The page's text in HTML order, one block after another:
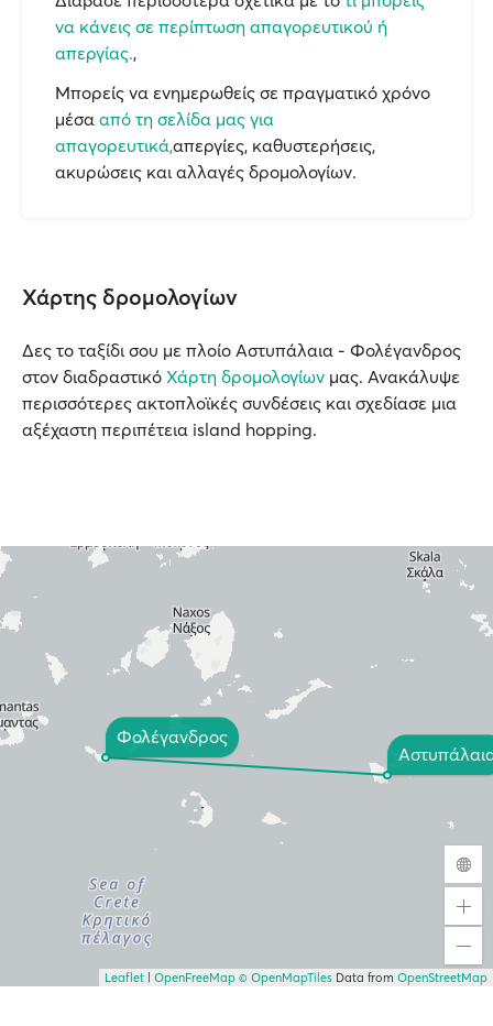
να κάνεις σε περίπτωση απαγορευτικού ή
απεργίας.,
Μπορείς να ενημερωθείς σε πραγματικό χρόνο
μέσα από τη σελίδα μας για
απαγορευτικά,απεργίες, καθυστερήσεις,
ακυρώσεις και αλλαγές δρομολογίων.
Χάρτης δρομολογίων
Δες το ταξίδι σου με πλοίο Αστυπάλαια - Φολέγανδρος
στον διαδραστικό Χάρτη δρομολογίων μας. Ανακάλυψε
περισσότερες ακτοπλοϊκές συνδέσεις και σχεδίασε μια
αξέχαστη περιπέτεια island hopping.
Φολέγανδρος
Leaflet OpenFreeMap © OpenMapTiles Data from OpenStreetMap